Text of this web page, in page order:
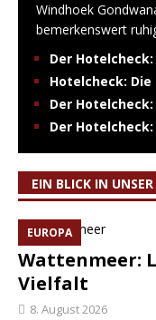
Windhoek
bemerkenswert
Der
Hotelcheck:
Der
Der
EIN BLICK IN
EUROPA
Wattenmeer:
Vielfalt
8. August 2026